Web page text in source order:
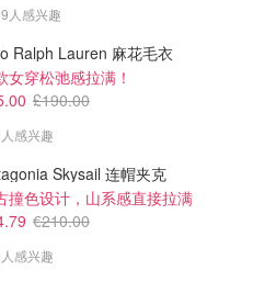
人感兴趣
Ralph Lauren 麻花毛衣
女穿松弛感拉满！
£190.00
感兴趣
Skysail 连帽夹克
撞色设计，山系感直接拉满
€210.00
感兴趣